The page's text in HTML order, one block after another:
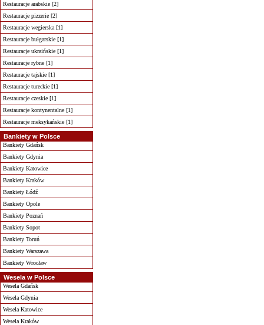
Restauracje arabskie [2]
Restauracje pizzerie [2]
Restauracje wegierska [1]
Restauracje bułgarskie [1]
Restauracje ukraińskie [1]
Restauracje rybne [1]
Restauracje tajskie [1]
Restauracje tureckie [1]
Restauracje czeskie [1]
Restauracje kontynentalne [1]
Restauracje meksykańskie [1]
Bankiety w Polsce
Bankiety Gdańsk
Bankiety Gdynia
Bankiety Katowice
Bankiety Kraków
Bankiety Łódź
Bankiety Opole
Bankiety Poznań
Bankiety Sopot
Bankiety Toruń
Bankiety Warszawa
Bankiety Wrocław
Wesela w Polsce
Wesela Gdańsk
Wesela Gdynia
Wesela Katowice
Wesela Kraków